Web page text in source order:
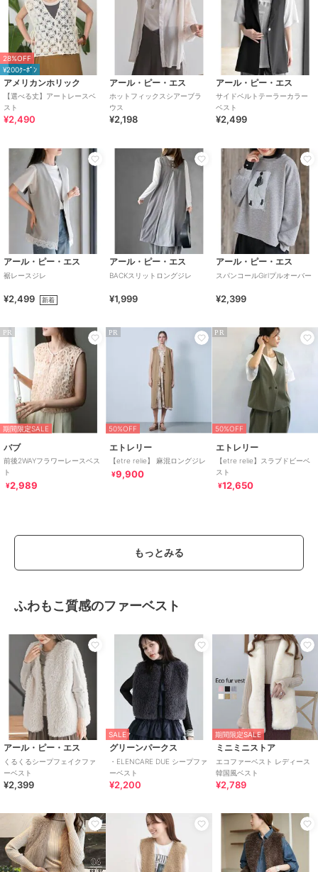
28%OFF
¥200ｸｰﾎﾟﾝ
アメリカンホリック
【選べる丈】アートレースベ
スト
¥2,490
アール・ピー・エス
ホットフィックスシアーブラ
ウス
¥2,198
アール・ピー・エス
サイドベルトテーラーカラー
ベスト
¥2,499
アール・ピー・エス
裾レースジレ
¥2,499 新着
アール・ピー・エス
BACKスリットロングジレ
¥1,999
アール・ピー・エス
スパンコールGirlプルオーバー
¥2,399
PR
期間限定SALE
バブ
前後2WAYフラワーレースベス
ト
¥2,989
PR
50%OFF
エトレリー
【etre relie】 麻混ロングジレ
¥9,900
PR
50%OFF
エトレリー
【etre relie】スラブドビーベ
スト
¥12,650
もっとみる
ふわもこ質感のファーベスト
アール・ピー・エス
くるくるシープフェイクファ
ーベスト
¥2,399
SALE
グリーンパークス
・ELENCARE DUE シープファ
ーベスト
¥2,200
期間限定SALE
ミニミニストア
エコファーベスト レディース
韓国風ベスト
¥2,789